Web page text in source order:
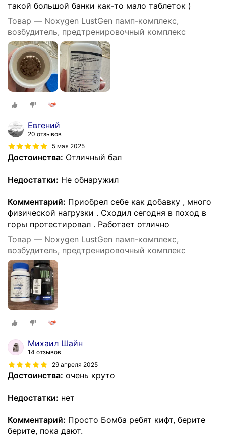
такой большой банки как-то мало таблеток )
Товар — Noxygen LustGen памп-комплекс,
возбудитель, предтренировочный комплекс
Евгений
20 отзывов
5 мая 2025
Достоинства: Отличный бал
Недостатки: Не обнаружил
Комментарий: Приобрел себе как добавку , много
физической нагрузки . Сходил сегодня в поход в
горы протестировал . Работает отлично
Товар — Noxygen LustGen памп-комплекс,
возбудитель, предтренировочный комплекс
Михаил Шайн
14 отзывов
29 апреля 2025
Достоинства: очень круто
Недостатки: нет
Комментарий: Просто Бомба ребят кифт, берите
берите, пока дают.